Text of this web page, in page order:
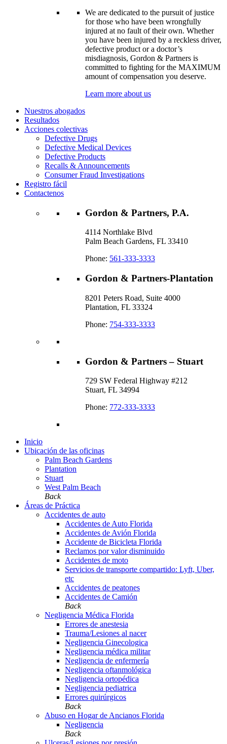
We are dedicated to the pursuit of justice
for those who have been wrongfully
injured at no fault of their own. Whether
you have been injured by a reckless driver,
defective product or a doctor’s
misdiagnosis, Gordon & Partners is
committed to fighting for the MAXIMUM
amount of compensation you deserve.
Learn more about us
Nuestros abogados
Resultados
Acciones colectivas
Defective Drugs
Defective Medical Devices
Defective Products
Recalls & Announcements
Consumer Fraud Investigations
Registro fácil
Contactenos
Gordon & Partners, P.A.
4114 Northlake Blvd
Palm Beach Gardens, FL 33410
Phone: 561-333-3333
Gordon & Partners-Plantation
8201 Peters Road, Suite 4000
Plantation, FL 33324
Phone: 754-333-3333
Gordon & Partners – Stuart
729 SW Federal Highway #212
Stuart, FL 34994
Phone: 772-333-3333
Inicio
Ubicación de las oficinas
Palm Beach Gardens
Plantation
Stuart
West Palm Beach
Back
Áreas de Práctica
Accidentes de auto
Accidentes de Auto Florida
Accidentes de Avión Florida
Accidente de Bicicleta Florida
Reclamos por valor disminuido
Accidentes de moto
Servicios de transporte compartido: Lyft, Uber,
etc
Accidentes de peatones
Accidentes de Camión
Back
Negligencia Médica Florida
Errores de anestesia
Trauma/Lesiones al nacer
Negligencia Ginecologica
Negligencia médica militar
Negligencia de enfermería
Negligencia oftanmológica
Negligencia ortopédica
Negligencia pediatrica
Errores quirúrgicos
Back
Abuso en Hogar de Ancianos Florida
Negligencia
Back